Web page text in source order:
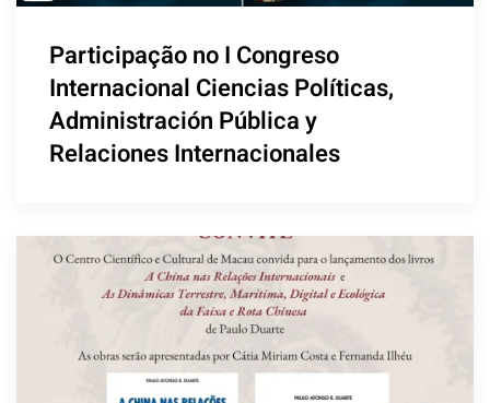
Participação no I Congreso
Internacional Ciencias Políticas,
Administración Pública y
Relaciones Internacionales